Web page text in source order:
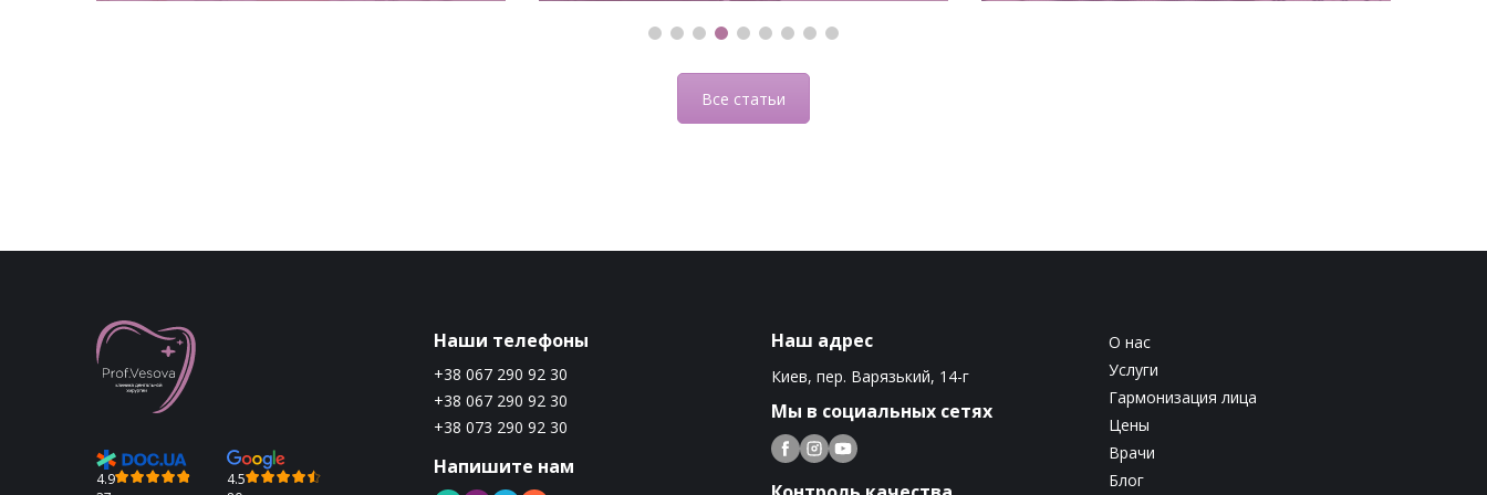
Все статьи
4.9
4.5
Наши телефоны
+38 067 290 92 30
+38 067 290 92 30
+38 073 290 92 30
Напишите нам
Наш адрес
Киев, пер. Варязький, 14-г
Мы в социальных сетях
О нас
Услуги
Гармонизация лица
Цены
Врачи
Блог